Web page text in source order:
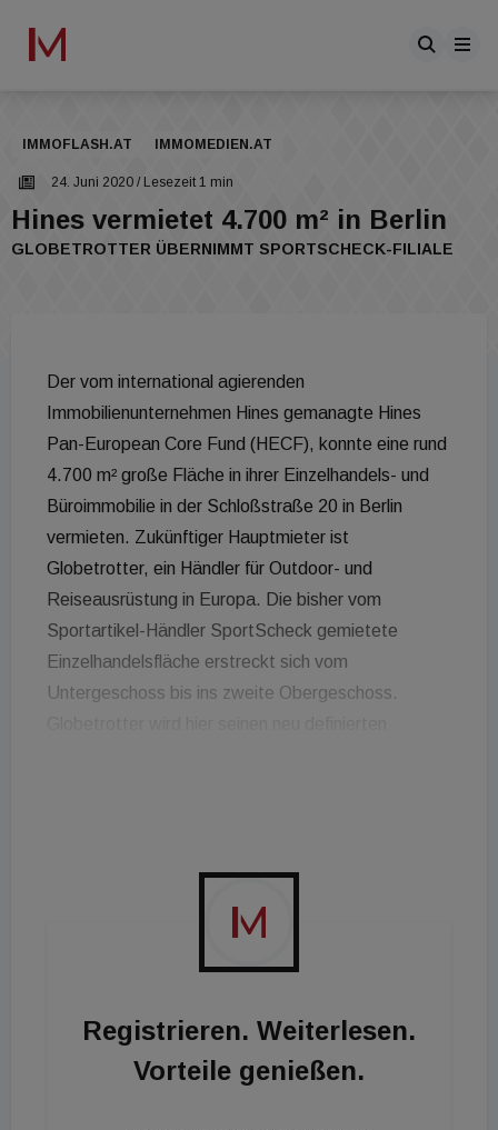
IMMOFLASH.AT IMMOMEDIEN.AT
24. Juni 2020 / Lesezeit 1 min
Hines vermietet 4.700 m² in Berlin
GLOBETROTTER ÜBERNIMMT SPORTSCHECK-FILIALE
Der vom international agierenden
Immobilienunternehmen Hines gemanagte Hines
Pan-European Core Fund (HECF), konnte eine rund
4.700 m² große Fläche in ihrer Einzelhandels- und
Büroimmobilie in der Schloßstraße 20 in Berlin
vermieten. Zukünftiger Hauptmieter ist
Globetrotter, ein Händler für Outdoor- und
Reiseausrüstung in Europa. Die bisher vom
Sportartikel-Händler SportScheck gemietete
Einzelhandelsfläche erstreckt sich vom
Untergeschoss bis ins zweite Obergeschoss.
seit 2011 im Portfolio des HECF. Insgesamt verfügt
die Einzelhandels- und Büroimmobilie über 6.320 m²
vermietbare Fläche, verteilt auf sechs Stockwerke.
Das Gebäude ist vollvermietet und verfügt neben
Beispiel die Landesbank Berlin oder die
Krankenkasse DAK.
Registrieren. Weiterlesen.
Vorteile genießen.